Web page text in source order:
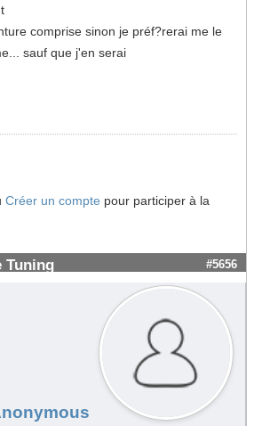
comprise sinon je préf?rerai me le
sauf que j'en serai
Créer un compte pour participer à la
Tuning #5656